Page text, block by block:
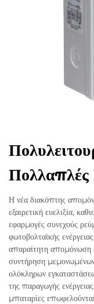
Πολλαπλές
Η νέα διακόπτης
εξαιρετική ευελιξία,
εφαρμογές συνεχούς
φωτοβολταϊκής
απαραίτητη απομόνωση
συντήρηση
ολόκληρων
της παραγωγής
μπαταρίες